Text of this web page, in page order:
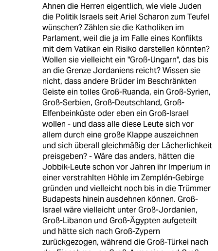
Ahnen die Herren eigentlich, wie viele Juden
die Politik Israels seit Ariel Scharon zum Teufel
wünschen? Zählen sie die Katholiken im
Parlament, weil die ja im Falle eines Konflikts
mit dem Vatikan ein Risiko darstellen könnten?
Wollen sie vielleicht ein "Groß-Ungarn", das bis
an die Grenze Jordaniens reicht? Wissen sie
nicht, dass andere Brüder im Beschränkten
Geiste ein tolles Groß-Ruanda, ein Groß-Syrien,
Groß-Serbien, Groß-Deutschland, Groß-
Elfenbeinküste oder eben ein Groß-Israel
wollen - und dass alle diese Leute sich vor
allem durch eine große Klappe auszeichnen
und sich überall gleichmäßig der Lächerlichkeit
preisgeben? - Wäre das anders, hätten die
Jobbik-Leute schon vor Jahren ihr Imperium in
einer verstrahlten Höhle im Zemplén-Gebirge
gründen und vielleicht noch bis in die Trümmer
Budapests hinein ausdehnen können. Groß-
Israel wäre vielleicht unter Groß-Jordanien,
Groß-Libanon und Groß-Ägypten aufgeteilt
und hätte sich nach Groß-Zypern
zurückgezogen, während die Groß-Türkei nach